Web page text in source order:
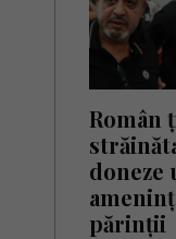
Român
doneze
părinții